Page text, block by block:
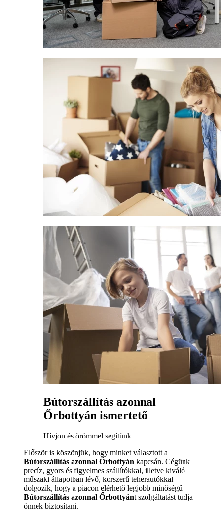
Bútorszállítás azonnal
Őrbottyán ismertető
Hívjon és örömmel segítünk.
Először is köszönjük, hogy minket választott a
Bútorszállítás azonnal Őrbottyán kapcsán. Cégünk
precíz, gyors és figyelmes szállítókkal, illetve kiváló
műszaki állapotban lévő, korszerű teherautókkal
dolgozik, hogy a piacon elérhető legjobb minőségű
Bútorszállítás azonnal Őrbottyánt szolgáltatást tudja
önnek biztosítani.